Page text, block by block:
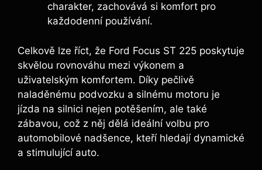
charakter, zachovává si komfort pro
každodenní používání.
Celkově lze říct, že Ford Focus ST 225 poskytuje
skvělou rovnováhu mezi výkonem a
uživatelským komfortem. Díky pečlivě
naladěnému podvozku a silnému motoru je
jízda na silnici nejen potěšením, ale také
zábavou, což z něj dělá ideální volbu pro
automobilové nadšence, kteří hledají dynamické
a stimulující auto.